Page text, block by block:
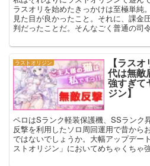
ラスオリを始めたきっかけは至極単純
見た目が良かったこと。それに、課金
判だったことだ。そんなごく普通の司
ラストオリジン 【ラス
代は無敵
強すぎて
ジン】
ペロはSランク軽装保護機、SSランク
反撃を利用したソロ周回運用で昔から
ではないでしょうか。大幅アップデー
ストオリジン」においてめちゃくちゃ